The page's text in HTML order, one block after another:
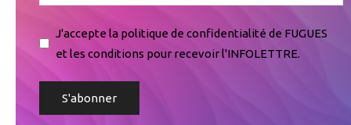
J'accepte la politique de confidentialité de FUGUES
et les conditions pour recevoir l'INFOLETTRE.